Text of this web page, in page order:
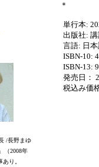
/長野まゆ
（2008年
り。
＊
単行本:
出版社:
言語: 日
ISBN-10:
ISBN-13:
発売日：
税込み価